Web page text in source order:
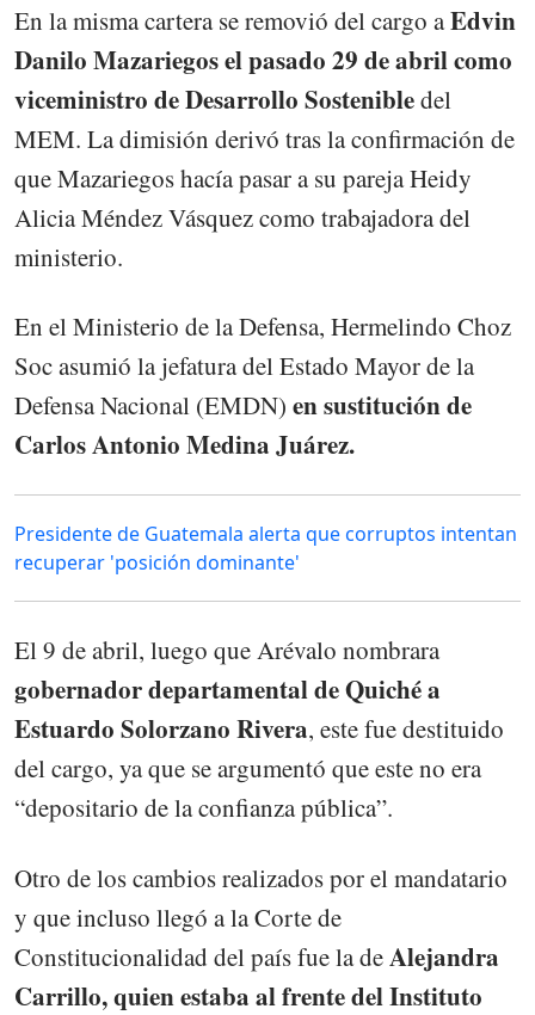
En la misma cartera se removió del cargo aEdvin
Danilo Mazariegos el pasado 29 de abril como
viceministro de Desarrollo Sostenibledel
MEM. La dimisión derivó tras la confirmación de
que Mazariegos hacía pasar a su pareja Heidy
Alicia Méndez Vásquez como trabajadora del
ministerio.
En el Ministerio de la Defensa, Hermelindo Choz
Soc asumió la jefatura del Estado Mayor de la
Defensa Nacional (EMDN) en sustitución de
Carlos Antonio Medina Juárez.
Presidente de Guatemala alerta que corruptos intentan
recuperar 'posición dominante'
El 9 de abril, luego que Arévalo nombrara
gobernador departamental de Quiché a
Estuardo Solorzano Rivera, este fue destituido
del cargo, ya que se argumentó que este no era
“depositario de la confianza pública”.
Otro de los cambios realizados por el mandatario
y que incluso llegó a la Corte de
Constitucionalidad del país fue la deAlejandra
Carrillo, quien estaba al frente del Instituto